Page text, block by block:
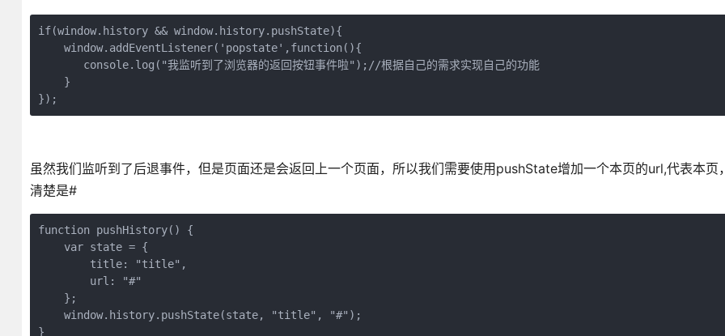
if(window.history && window.history.pushState){
    window.addEventListener('popstate',function(){
       console.log("我监听到了浏览器的返回按钮事件啦");//根据自己的需求实现自己的功能
    }
});
虽然我们监听到了后退事件，但是页面还是会返回上一个页面，所以我们需要使用pushState增加一个本页的url,代表本页
清楚是#
function pushHistory() {
    var state = {
        title: "title",
        url: "#"
    };
    window.history.pushState(state, "title", "#");
}